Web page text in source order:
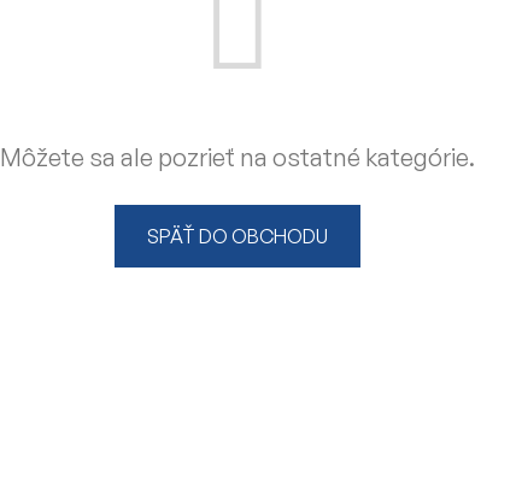
Môžete sa ale pozrieť na ostatné kategórie.
SPÄŤ DO OBCHODU